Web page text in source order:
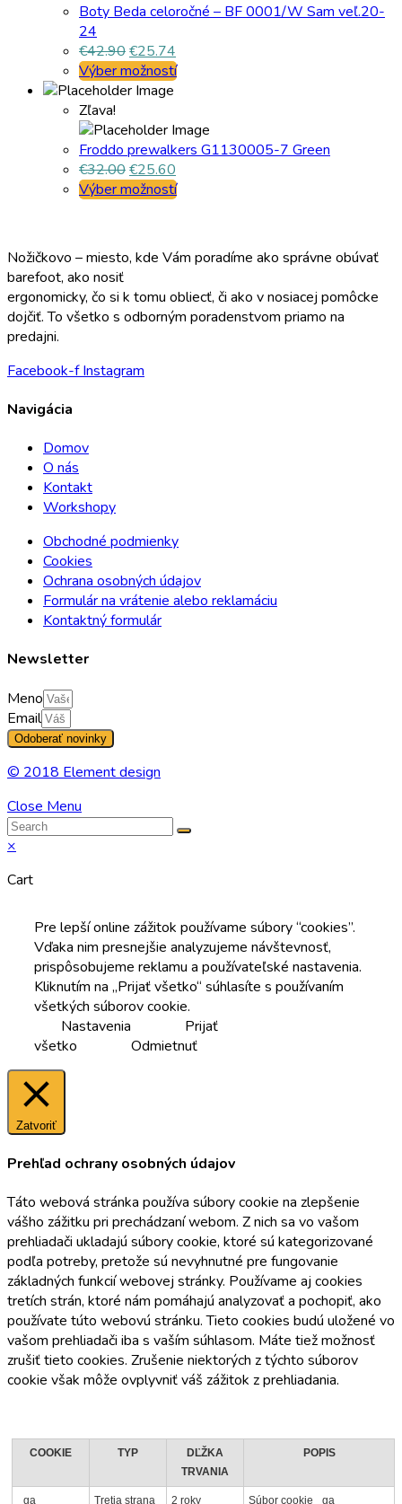
Boty Beda celoročné – BF 0001/W Sam veľ.20-
24
€42.90€25.74
Výber možností
Zľava!
Froddo prewalkers G1130005-7 Green
€32.00€25.60
Výber možností
Nožičkovo – miesto, kde Vám poradíme ako správne obúvať
barefoot, ako nosiť
ergonomicky, čo si k tomu obliecť, či ako v nosiacej pomôcke
dojčiť. To všetko s odborným poradenstvom priamo na
predajni.
Facebook-f Instagram
Navigácia
Domov
O nás
Kontakt
Workshopy
Obchodné podmienky
Cookies
Ochrana osobných údajov
Formulár na vrátenie alebo reklamáciu
Kontaktný formulár
Newsletter
Meno
Email
Odoberať novinky
© 2018 Element design
Close Menu
×
Cart
Pre lepší online zážitok používame súbory “cookies”.
Vďaka nim presnejšie analyzujeme návštevnosť,
prispôsobujeme reklamu a používateľské nastavenia.
Kliknutím na „Prijať všetko“ súhlasíte s používaním
všetkých súborov cookie.
Nastavenia
Prijať
všetko
Odmietnuť
Zatvoriť
Prehľad ochrany osobných údajov
Táto webová stránka používa súbory cookie na zlepšenie
vášho zážitku pri prechádzaní webom. Z nich sa vo vašom
prehliadači ukladajú súbory cookie, ktoré sú kategorizované
podľa potreby, pretože sú nevyhnutné pre fungovanie
základných funkcií webovej stránky. Používame aj cookies
tretích strán, ktoré nám pomáhajú analyzovať a pochopiť, ako
používate túto webovú stránku. Tieto cookies budú uložené vo
vašom prehliadači iba s vaším súhlasom. Máte tiež možnosť
zrušiť tieto cookies. Zrušenie niektorých z týchto súborov
cookie však môže ovplyvniť váš zážitok z prehliadania.
COOKIE TYP
DĽŽKA
TRVANIA
POPIS
_ga Tretia strana 2 roky Súbor cookie _ga